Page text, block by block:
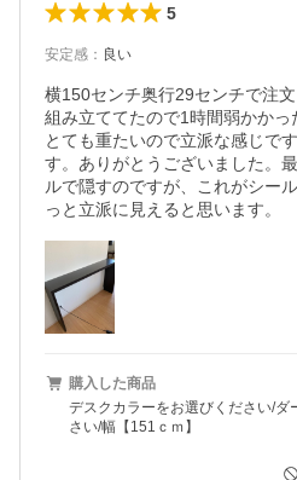
5
安定感 ： 良い
横150センチ奥行29センチで注
組み立ててたので1時間弱かか
とても重たいので立派な感じで
す。ありがとうございました。
ルで隠すのですが、これがシー
っと立派に見えると思います。
購入した商品
デスクカラーをお選びください/
さい/幅【151ｃｍ】